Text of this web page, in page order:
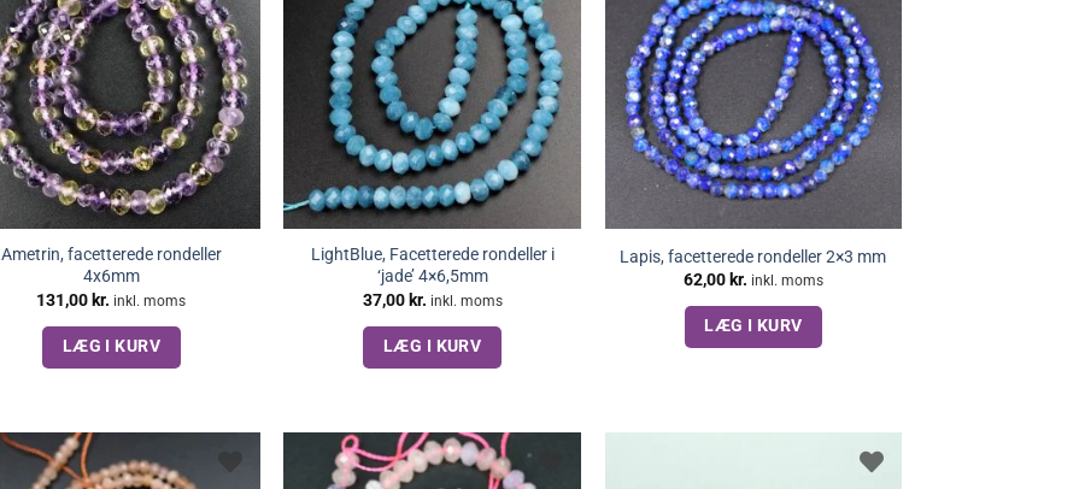
Ametrin, facetterede rondeller
4x6mm
131,00 kr. inkl. moms
LÆG I KURV
LightBlue, Facetterede rondeller i
‘jade’ 4×6,5mm
37,00 kr. inkl. moms
LÆG I KURV
Lapis, facetterede rondeller 2×3 mm
62,00kr. inkl. moms
LÆG I KURV